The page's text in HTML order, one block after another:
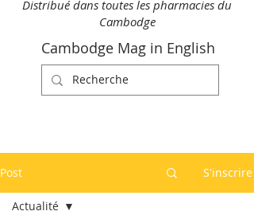
Distribué dans toutes les pharmacies du
Cambodge
Cambodge Mag in English
Post S'inscrire
Actualité